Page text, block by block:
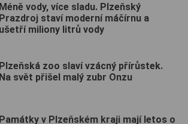
Méně vody, více sladu. Plzeňský
Prazdroj staví moderní máčírnu a
ušetří miliony litrů vody
Plzeňská zoo slaví vzácný přírůstek.
Na svět přišel malý zubr Onzu
Památky v Plzeňském kraji mají letos o